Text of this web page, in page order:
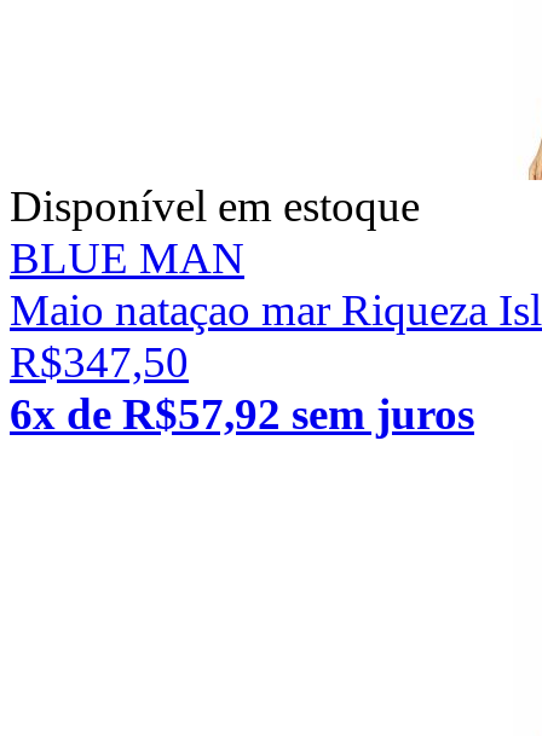
Disponível em estoque
BLUE MAN
Maio nataçao mar Riqueza
R$347,50
6x de R$57,92 sem juros